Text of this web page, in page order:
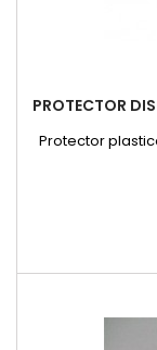
PROTECTOR
Protector